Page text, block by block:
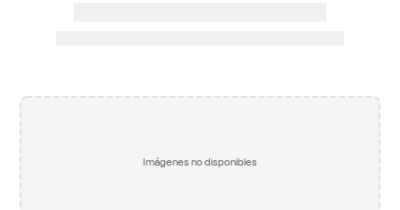
Imágenes no disponibles